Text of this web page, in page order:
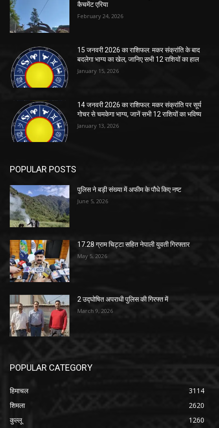
कैचमेंट एरिया
February 24, 2026
15 जनवरी 2026 का राशिफल: मकर संक्रांति के बाद
बदलेगा भाग्य का खेल, जानिए सभी 12 राशियों का हाल
January 15, 2026
14 जनवरी 2026 का राशिफल: मकर संक्रांति पर सूर्य
गोचर से चमकेगा भाग्य, जानें सभी 12 राशियों का भविष्य
January 13, 2026
POPULAR POSTS
पुलिस ने बड़ी संख्या में अफीम के पौधे किए नष्ट
June 5, 2026
17.28 ग्राम चिट्टा सहित नेपाली युवती गिरफ्तार
May 5, 2026
2 उद्घोषित अपराधी पुलिस की गिरफ्त में
March 9, 2026
POPULAR CATEGORY
हिमाचल
3114
शिमला
2620
कुल्लू
1260